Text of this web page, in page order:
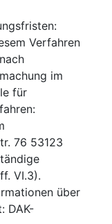
:
Verfahren
im
für
76 53123
VI.3).
über
: DAK-